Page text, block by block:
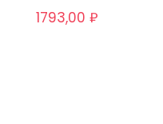
1793,00₽